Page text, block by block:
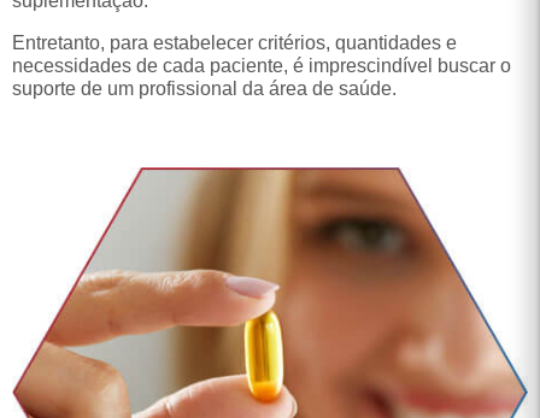
Entretanto, para estabelecer critérios, quantidades e
necessidades de cada paciente, é imprescindível buscar o
suporte de um profissional da área de saúde.